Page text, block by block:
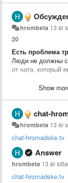
hrombeta 13 ár
20
Есть проблема
Люди не должны
от чата, который
того иммено его
Троли и боты
Розсеим их
Со своей стороны
основе IT
помощь(
дневных эфиров
Show
chat-
hrombeta 13 ár
chat-hromadske.tv
Answer
hrombeta 13 ár
chat-hromadske.tv